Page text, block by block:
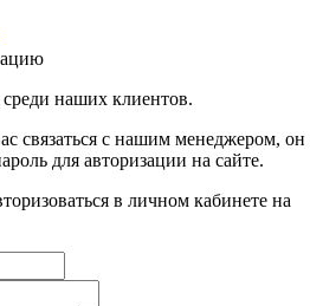
наших клиентов.
связаться с нашим менеджером, он
для авторизации на сайте.
в личном кабинете на